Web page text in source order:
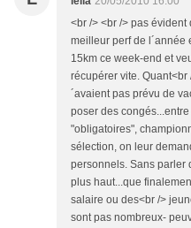
<br /> <br /> pas
meilleur perf de l´année
15km ce week-end et
récupérer vite. Quant<br
´avaient pas prévu de
poser des
"obligatoires",
sélection, on leur
personnels. Sans parler
plus haut...que
salaire ou des<br />
sont pas nombreux-